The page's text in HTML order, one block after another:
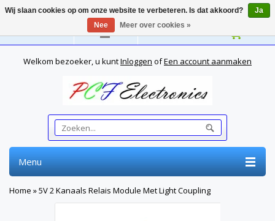
Nederlands
Welkom bezoeker, u kuntInloggen ofEen account aanmaken
Menu
Home »5V 2 Kanaals Relais Module Met Light Coupling
Wij slaan cookies op om onze website te verbeteren. Is dat akkoord?
Ja
Nee
Meer over cookies »